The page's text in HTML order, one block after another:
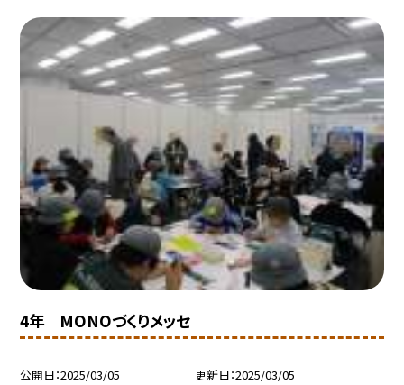
4年 MONOづくりメッセ
公開日 2025/03/05 更新日 2025/03/05